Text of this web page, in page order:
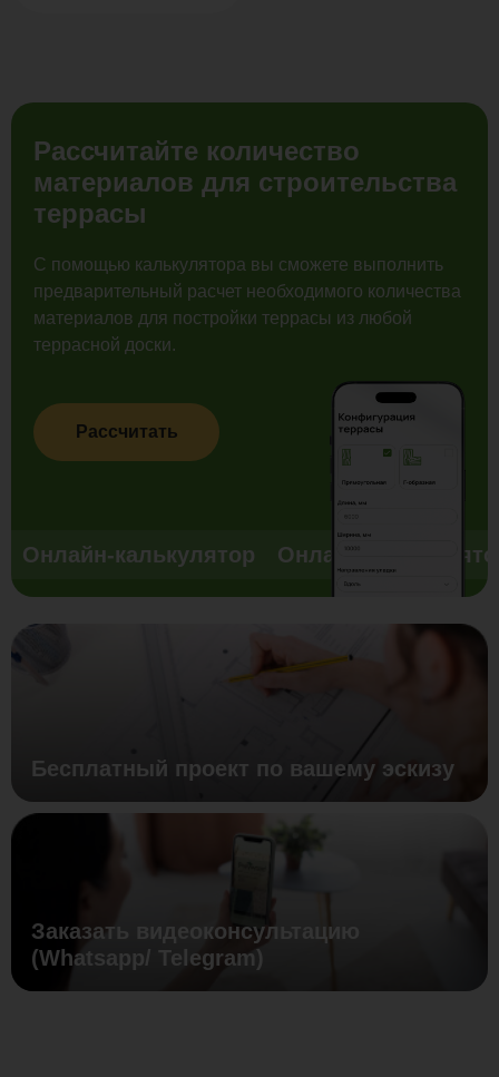
Рассчитайте количество
материалов для строительства
террасы
С помощью калькулятора вы сможете выполнить
предварительный расчет необходимого количества
материалов для постройки террасы из любой
террасной доски.
Рассчитать
Онлайн-калькулятор Онлайн-
Бесплатный проект по вашему эскизу
Заказать видеоконсультацию
(Whatsapp/ Telegram)